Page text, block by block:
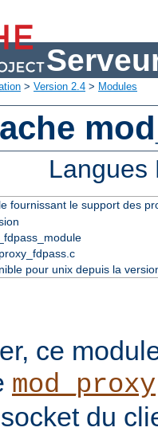
> Version 2.4 > Modules
fournissant le support des
pour unix depuis la
ce
mod_proxy
du